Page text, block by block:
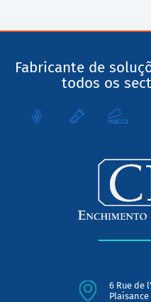
Fabricante de
todos os
6 Rue de
Plaisance